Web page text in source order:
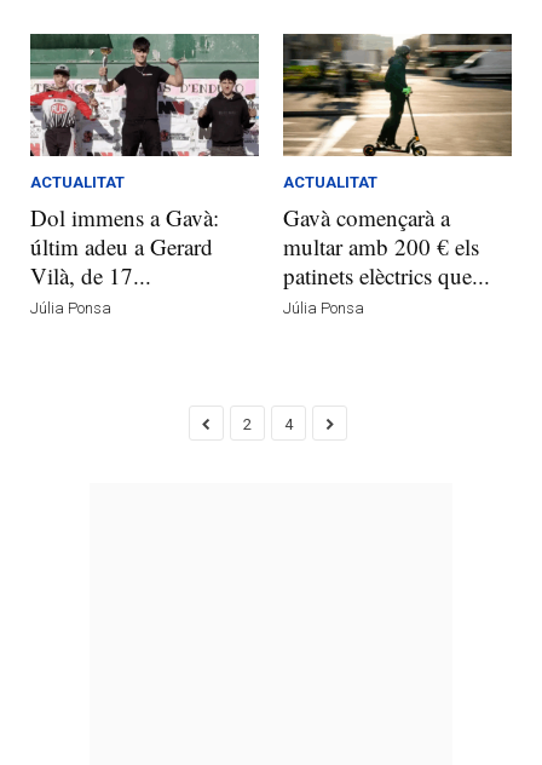
ACTUALITAT
Dol immens a Gavà:
últim adeu a Gerard
Vilà, de 17...
Júlia Ponsa
ACTUALITAT
Gavà començarà a
multar amb 200 € els
patinets elèctrics que...
Júlia Ponsa
2 4